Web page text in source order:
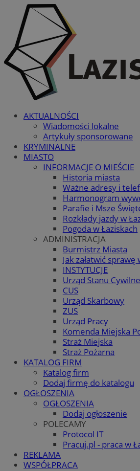
AKTUALNOŚCI
Wiadomości lokalne
Artykuły sponsorowane
KRYMINALNE
MIASTO
INFORMACJE O MIEŚCIE
Historia miasta
Ważne adresy i
Harmonogram
Parafie i Msze
Rozkłady jazdy w
Pogoda w Łaziskach
ADMINISTRACJA
Burmistrz Miasta
Jak załatwić
INSTYTUCJE
Urząd Stanu
CUS
Urząd Skarbowy
ZUS
Urząd Pracy
Komenda Miejska
Straż Miejska
Straż Pożarna
KATALOG FIRM
Katalog firm
Dodaj firmę do katalogu
OGŁOSZENIA
OGŁOSZENIA
Dodaj ogłoszenie
POLECAMY
Protocol IT
Pracuj.pl - praca w
REKLAMA
WSPÓŁPRACA